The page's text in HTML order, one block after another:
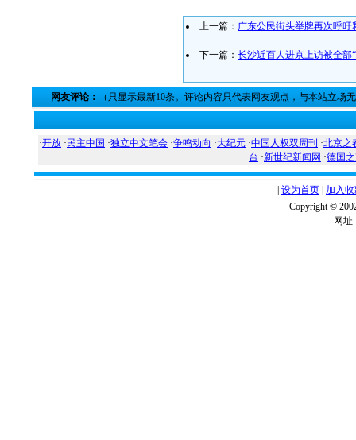
上一篇： 广东公民街头举牌再次呼吁
下一篇： 长沙近百人进京上访被全部
网友评论： （只显示最新10条。评论内容只代表网友观点，与本站立场
·开放 · 民主中国 ·独立中文笔会 ·争鸣动向 ·大纪元 ·中国人权双周刊 ·北京之
台 ·新世纪新闻网 ·德国
设为首页 加入
Copyright ©
网址